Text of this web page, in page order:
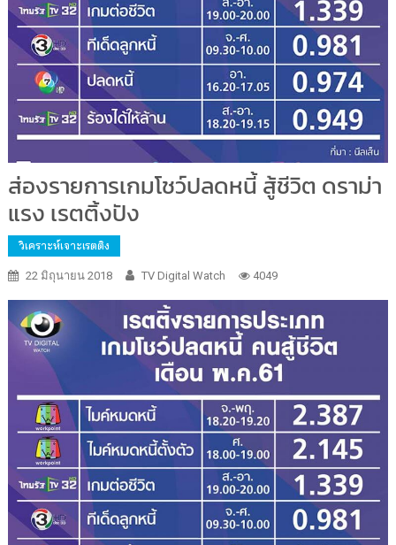
ส่องรายการเกมโชว์ปลดหนี้ สู้ชีวิต ดราม่า
แรง เรตติ้งปัง
วิเคราะห์เจาะเรตติง
22 มิถุนายน 2018 TV Digital Watch 4049